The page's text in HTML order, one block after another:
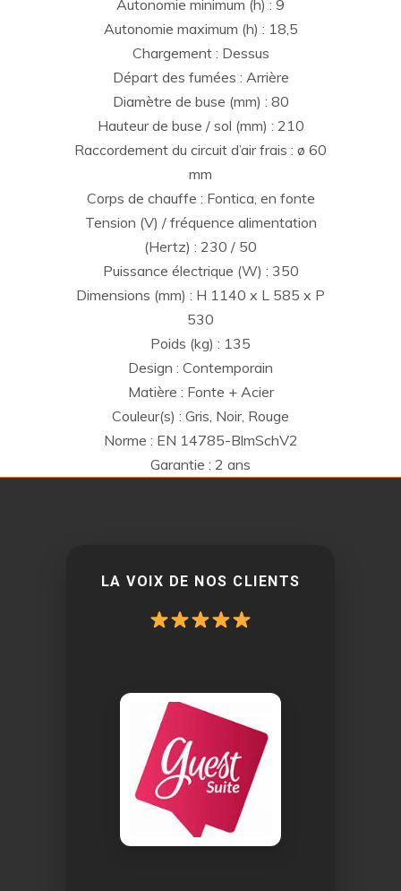
Autonomie minimum (h) : 9
Autonomie maximum (h) : 18,5
Chargement : Dessus
Départ des fumées : Arrière
Diamètre de buse (mm) : 80
Hauteur de buse / sol (mm) : 210
Raccordement du circuit d’air frais : ø 60
mm
Corps de chauffe : Fontica, en fonte
Tension (V) / fréquence alimentation
(Hertz) : 230 / 50
Puissance électrique (W) : 350
Dimensions (mm) : H 1140 x L 585 x P
530
Poids (kg) : 135
Design : Contemporain
Matière : Fonte + Acier
Couleur(s) : Gris, Noir, Rouge
Norme : EN 14785-BlmSchV2
Garantie : 2 ans
LA VOIX DE NOS CLIENTS